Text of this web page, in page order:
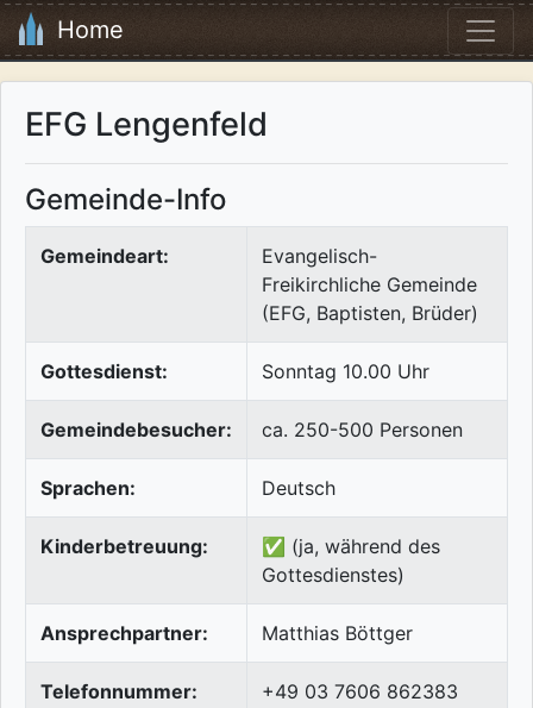
Home
EFG Lengenfeld
Gemeinde-Info
Gemeindeart:
Evangelisch-
Freikirchliche Gemeinde
(EFG, Baptisten, Brüder)
Gottesdienst: Sonntag 10.00 Uhr
Gemeindebesucher: ca. 250-500 Personen
Sprachen: Deutsch
Kinderbetreuung:
✅ (ja, während des
Gottesdienstes)
Ansprechpartner: Matthias Böttger
Telefonnummer: +49 03 7606 862383